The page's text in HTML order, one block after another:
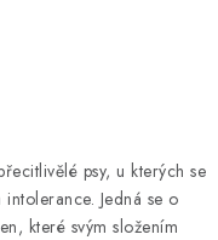
psy, u kterých se
Jedná se o
které svým složením